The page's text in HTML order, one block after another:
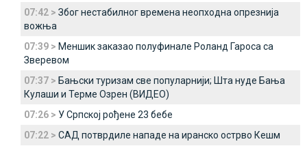
07:42 > Због нестабилног времена неопходна опрезнија
вожња
07:39 > Меншик заказао полуфинале Роланд Гароса са
Зверевом
07:37 > Бањски туризам све популарнији; Шта нуде Бања
Кулаши и Терме Озрен (ВИДЕО)
07:26 > У Српској рођене 23 бебе
07:22 > САД потврдиле нападе на иранско острво Кешм